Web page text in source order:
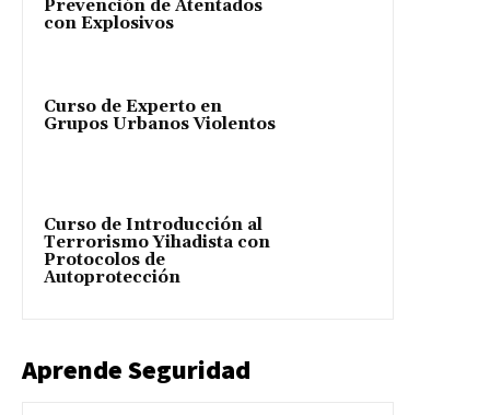
Prevención de Atentados
con Explosivos
Curso de Experto en
Grupos Urbanos Violentos
Curso de Introducción al
Terrorismo Yihadista con
Protocolos de
Autoprotección
Aprende Seguridad